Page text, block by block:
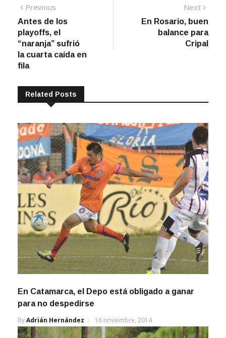
Navegación
de
entradas
Previous
post:
Antes de los
playoffs, el
“naranja” sufrió
la cuarta caída en
fila
Next
En Rosario, buen
balance para
Cripal
Related Posts
En Catamarca, el Depo está obligado a ganar
para no despedirse
ByAdrián Hernández 16 noviembre, 2014